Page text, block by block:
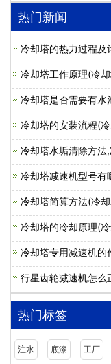
热门新闻
冷却塔的热力过程及
冷却塔工作原理(冷
冷却塔是否需要有水
冷却塔的安装流程(
冷却塔水垢清除方法
冷却塔减速机型号有
冷却塔简算方法(冷
冷却塔的冷却原理(
冷却塔专用减速机的
行星齿轮减速机怎么
热门标签
注水 底漆 工厂